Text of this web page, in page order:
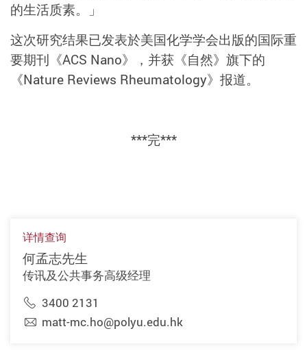
的生活质素。」
这次研究结果已发表於美国化学学会出版的国际重
要期刊《ACS Nano》，并获《自然》旗下的
《Nature Reviews Rheumatology》报道。
***完***
详情查询
何孟志先生
传讯及公共事务高级经理
3400 2131
matt-mc.ho@polyu.edu.hk